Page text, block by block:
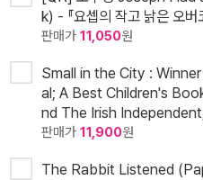
k) - 『요셉의 작고 낡은 오
판매가 11,050원
Small in the City :
al; A Best Children's
nd The Irish
판매가 11,900원
The Rabbit Listened